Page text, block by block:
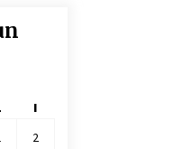
I
2